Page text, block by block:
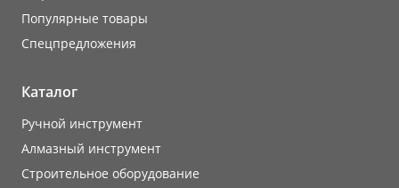
Популярные товары
Cпецпредложения
Каталог
Ручной инструмент
Алмазный инструмент
Строительное оборудование